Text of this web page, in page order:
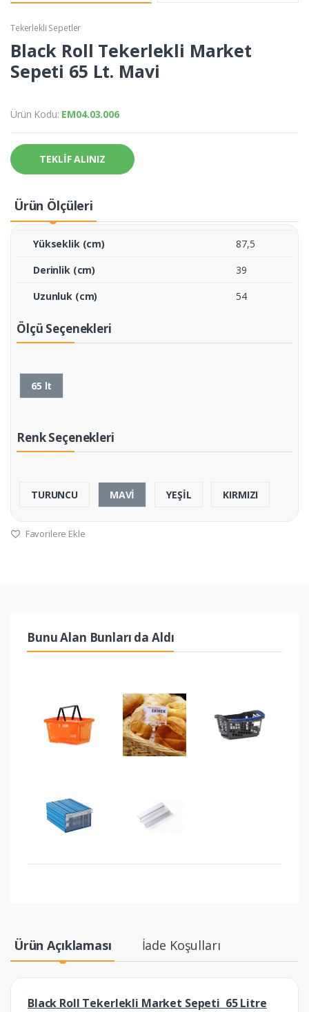
Tekerlekli Sepetler
Black Roll Tekerlekli Market
Sepeti 65 Lt. Mavi
Ürün Kodu: EM04.03.006
TEKLİF ALINIZ
Ürün Ölçüleri
Yükseklik (cm)
87,5
Derinlik (cm)
39
Uzunluk (cm)
54
Ölçü Seçenekleri
65 lt
Renk Seçenekleri
TURUNCU MAVİ YEŞİL KIRMIZI
Favorilere Ekle
Bunu Alan Bunları da Aldı
Ürün Açıklaması İade Koşulları
Black Roll Tekerlekli Market Sepeti 65 Litre